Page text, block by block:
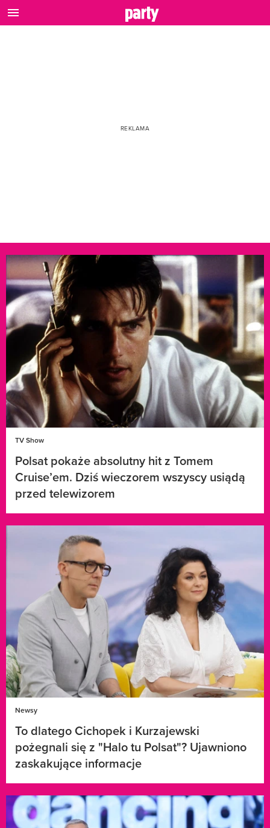
TV Show
Polsat pokaże absolutny hit z Tomem
Cruise’em. Dziś wieczorem wszyscy usiądą
przed telewizorem
Newsy
To dlatego Cichopek i Kurzajewski
pożegnali się z "Halo tu Polsat"? Ujawniono
zaskakujące informacje